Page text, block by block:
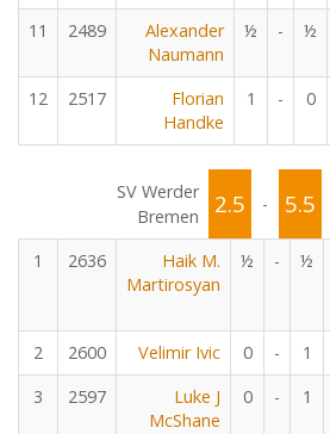
11 2489
Alexander
Naumann
½ - ½
12 2517
Florian
Handke
1 - 0
SV Werder
Bremen
2.5 - 5.5
1
2636
Haik M.
Martirosyan
½ - ½
2 2600 Velimir Ivic 0 - 1
3
2597
Luke J
McShane
0 - 1